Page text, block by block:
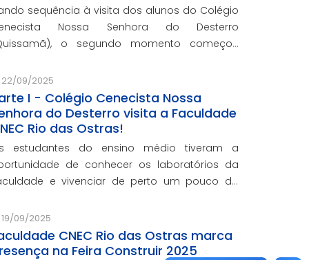
sequência à visita dos alunos do Colégio
Nossa Senhora do Desterro
o segundo momento começou
as boas-vindas à nossa instituição.
22/09/2025
I - Colégio Cenecista Nossa
do Desterro visita a Faculdade
Rio das Ostras!
estudantes do ensino médio tiveram a
de conhecer os laboratórios da
e vivenciar de perto um pouco da
19/09/2025
CNEC Rio das Ostras marca
na Feira Construir 2025